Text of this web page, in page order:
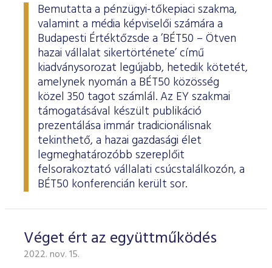
Bemutatta a pénzügyi-tőkepiaci szakma,
valamint a média képviselői számára a
Budapesti Értéktőzsde a ’BÉT50 – Ötven
hazai vállalat sikertörténete’ című
kiadványsorozat legújabb, hetedik kötetét,
amelynek nyomán a BÉT50 közösség
közel 350 tagot számlál. Az EY szakmai
támogatásával készült publikáció
prezentálása immár tradicionálisnak
tekinthető, a hazai gazdasági élet
legmeghatározóbb szereplőit
felsorakoztató vállalati csúcstalálkozón, a
BÉT50 konferencián került sor.
Véget ért az együttműködés
2022. nov. 15.